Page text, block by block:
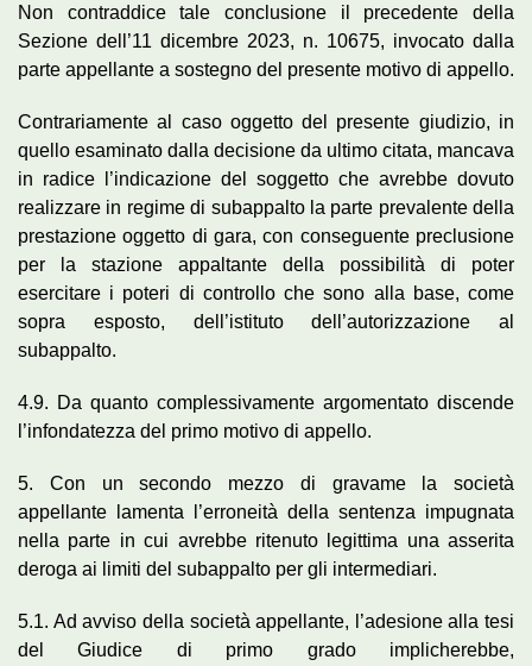
Non contraddice tale conclusione il precedente della
Sezione dell’11 dicembre 2023, n. 10675, invocato dalla
parte appellante a sostegno del presente motivo di appello.
Contrariamente al caso oggetto del presente giudizio, in
quello esaminato dalla decisione da ultimo citata, mancava
in radice l’indicazione del soggetto che avrebbe dovuto
realizzare in regime di subappalto la parte prevalente della
prestazione oggetto di gara, con conseguente preclusione
per la stazione appaltante della possibilità di poter
esercitare i poteri di controllo che sono alla base, come
sopra esposto, dell’istituto dell’autorizzazione al
subappalto.
4.9. Da quanto complessivamente argomentato discende
l’infondatezza del primo motivo di appello.
5. Con un secondo mezzo di gravame la società
appellante lamenta l’erroneità della sentenza impugnata
nella parte in cui avrebbe ritenuto legittima una asserita
deroga ai limiti del subappalto per gli intermediari.
5.1. Ad avviso della società appellante, l’adesione alla tesi
del Giudice di primo grado implicherebbe,